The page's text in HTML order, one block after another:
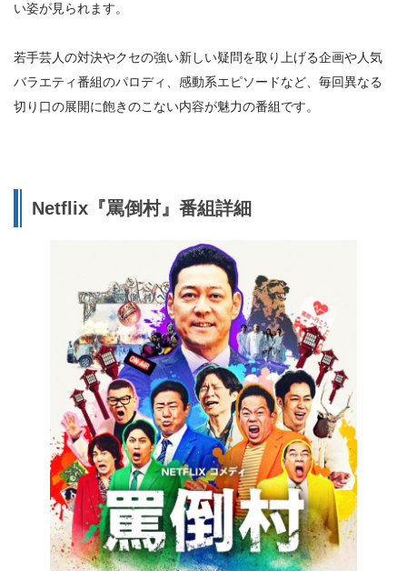
い姿が見られます。
若手芸人の対決やクセの強い新しい疑問を取り上げる企画や人気
バラエティ番組のパロディ、感動系エピソードなど、毎回異なる
切り口の展開に飽きのこない内容が魅力の番組です。
Netflix『罵倒村』番組詳細